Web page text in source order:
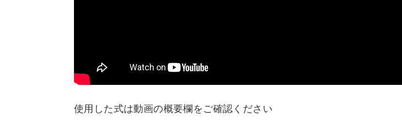
使用した式は動画の概要欄をご確認ください